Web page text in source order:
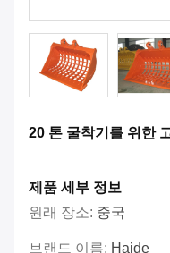
20 톤 굴착기를 위한
제품 세부 정보
원래 장소: 중국
브랜드 이름: Haide